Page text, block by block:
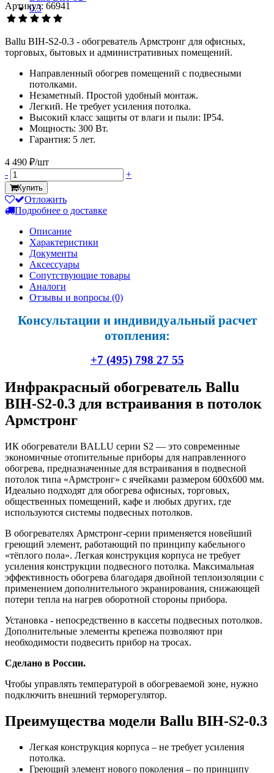
Артикул: 66941
Ballu BIH-S2-0.3 - обогреватель Армстронг для офисных,
торговых, бытовых и административных помещений.
Направленный обогрев помещений с подвесными
потолками.
Незаметный. Простой удобный монтаж.
Легкий. Не требует усиления потолка.
Высокий класс защиты от влаги и пыли: IP54.
Мощность: 300 Вт.
Гарантия: 5 лет.
4 490 ₽/шт
-
+
Купить
Отложить
Подробнее о доставке
Описание
Характеристики
Документы
Аксессуары
Сопутствующие товары
Аналоги
Отзывы и вопросы (0)
Консультации и индивидуальный расчет
отопления:
+7 (495) 798 27 55
Инфракрасный обогреватель Ballu
BIH-S2-0.3 для встраивания в потолок
Армстронг
ИК обогреватели BALLU серии S2 — это современные
экономичные отопительные приборы для направленного
обогрева, предназначенные для встраивания в подвесной
потолок типа «Армстронг» с ячейками размером 600х600 мм.
Идеально подходят для обогрева офисных, торговых,
общественных помещений, кафе и любых других, где
используются системы подвесных потолков.
В обогревателях Армстронг-серии применяется новейший
греющий элемент, работающий по принципу кабельного
«тёплого пола». Легкая конструкция корпуса не требует
усиления конструкции подвесного потолка. Максимальная
эффективность обогрева благодаря двойной теплоизоляции с
применением дополнительного экранирования, снижающей
потери тепла на нагрев оборотной стороны прибора.
Установка - непосредственно в кассеты подвесных потолков.
Дополнительные элементы крепежа позволяют при
необходимости подвесить прибор на тросах.
Сделано в России.
Чтобы управлять температурой в обогреваемой зоне, нужно
подключить внешний терморегулятор.
Преимущества модели Ballu BIH-S2-0.3
Легкая конструкция корпуса – не требует усиления
потолка.
Греющий элемент нового поколения – по принципу